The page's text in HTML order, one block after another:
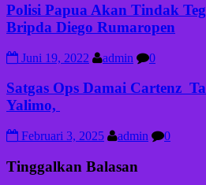
Polisi Papua Akan Tindak
Bripda Diego Rumaropen
Juni 19, 2022 admin 0
Satgas Ops Damai Cartenz
Yalimo,
Februari 3, 2025 admin 0
Tinggalkan Balasan